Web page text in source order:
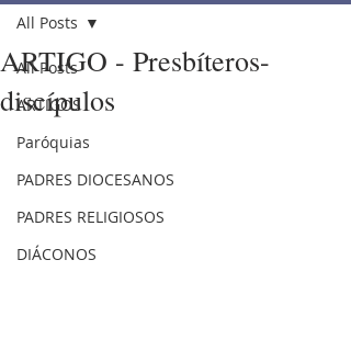
All Posts
ARTIGOS
Paróquias
PADRES DIOCESANOS
PADRES RELIGIOSOS
DIÁCONOS
All Posts
ARTIGO - Presbíteros-
discípulos